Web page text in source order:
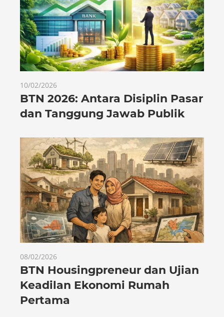
10/02/2026
BTN 2026: Antara Disiplin Pasar
dan Tanggung Jawab Publik
08/02/2026
BTN Housingpreneur dan Ujian
Keadilan Ekonomi Rumah
Pertama